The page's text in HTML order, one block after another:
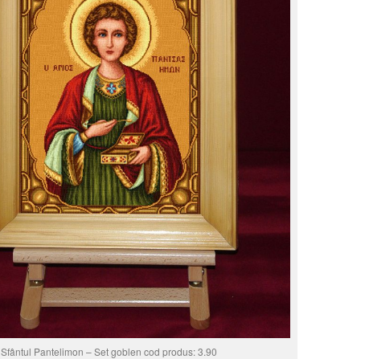
Sfântul Pantelimon – Set goblen cod produs: 3.90